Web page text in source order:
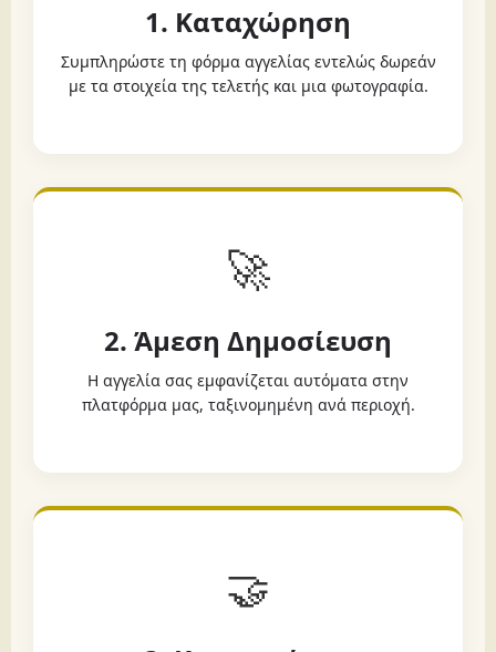
1. Καταχώρηση
Συμπληρώστε τη φόρμα αγγελίας εντελώς δωρεάν
με τα στοιχεία της τελετής και μια φωτογραφία.
🚀
2. Άμεση Δημοσίευση
Η αγγελία σας εμφανίζεται αυτόματα στην
πλατφόρμα μας, ταξινομημένη ανά περιοχή.
🤝